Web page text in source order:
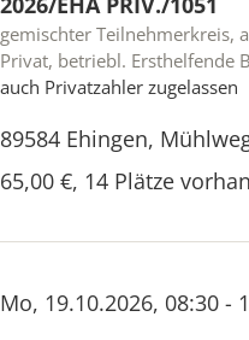
gemischter Teilnehmerkreis,
Privat, betriebl. Ersthelfende
auch Privatzahler zugelassen
89584 Ehingen,
65,00 €, 14 Plätze
Mo, 19.10.2026, 08:30 -